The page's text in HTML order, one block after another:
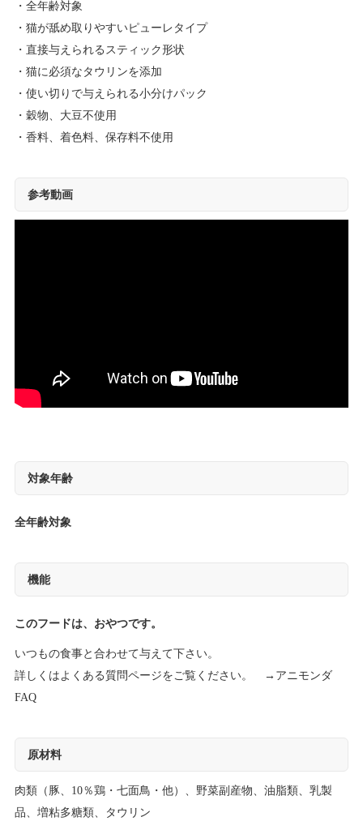
全年齢対象
猫が舐め取りやすいピューレタイプ
直接与えられるスティック形状
猫に必須なタウリンを添加
使い切りで与えられる小分けパック
穀物、大豆不使用
香料、着色料、保存料不使用
参考動画
対象年齢
全年齢対象
機能
このフードは、おやつです。
いつもの食事と合わせて与えて下さい。
詳しくはよくある質問ページをご覧ください。 → アニモンダ
FAQ
原材料
肉類（豚、10％鶏・七面鳥・他）、野菜副産物、油脂類、乳製
品、増粘多糖類、タウリン